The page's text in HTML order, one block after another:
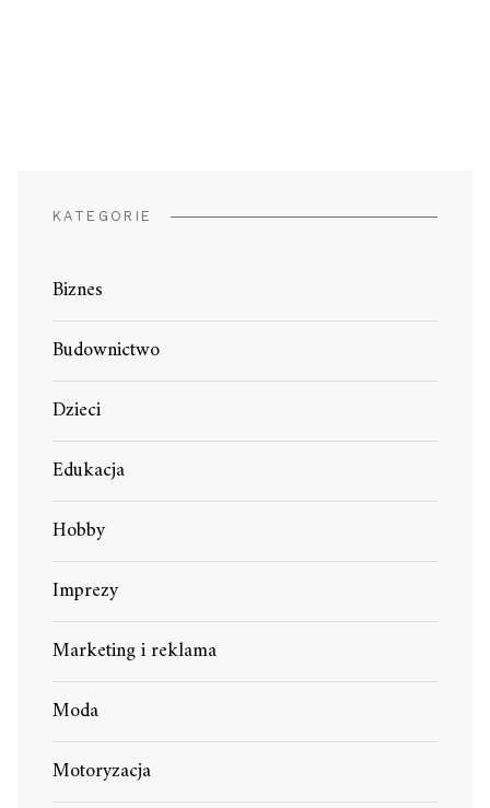
KATEGORIE
Biznes
Budownictwo
Dzieci
Edukacja
Hobby
Imprezy
Marketing i reklama
Moda
Motoryzacja